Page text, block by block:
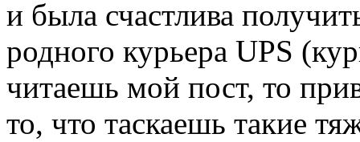
и была счастлива
родного курьера UPS
читаешь мой пост, то
то, что таскаешь такие